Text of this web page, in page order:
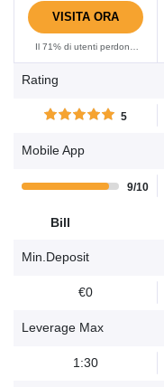
VISITA ORA
Il 71% di utenti perdono
provider facendo trading di
CFD. Per favore considera
perdere denaro.......
Rating
5
Mobile App
9/10
Bill
Min.Deposit
€0
Leverage Max
1:30